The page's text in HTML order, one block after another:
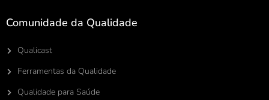
Comunidade da Qualidade
Qualicast
Ferramentas da Qualidade
Qualidade para Saúde